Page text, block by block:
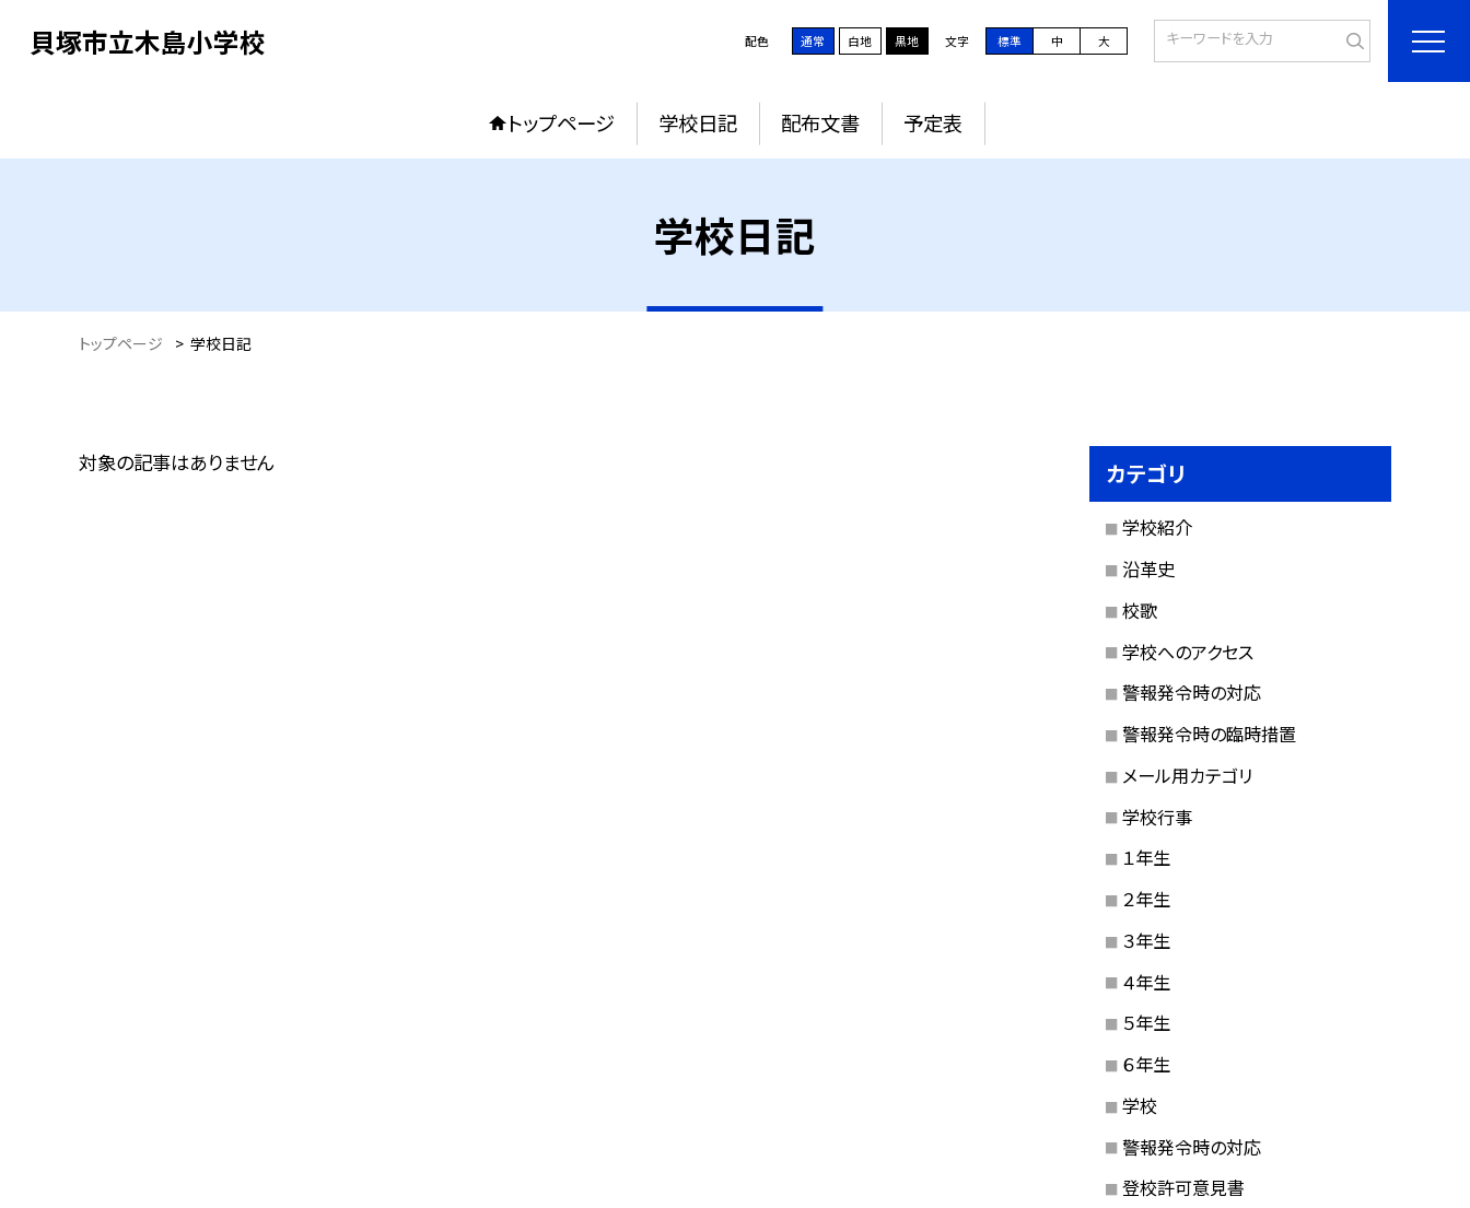
貝塚市立木島小学校 配色 通常 白地 黒地 文字 標準 中 大
トップページ 学校日記 配布文書 予定表
学校日記
トップページ > 学校日記
対象の記事はありません カテゴリ
学校紹介
沿革史
校歌
学校へのアクセス
警報発令時の対応
警報発令時の臨時措置
メール用カテゴリ
学校行事
１年生
２年生
３年生
４年生
５年生
６年生
学校
警報発令時の対応
登校許可意見書